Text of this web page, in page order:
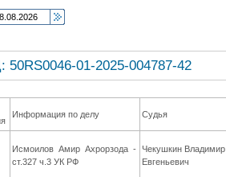
50RS0046-01-2025-004787-42
Информация по делу Судья
Исмоилов Амир Ахрорзода -
ст.327 ч.3 УК РФ
Чекушкин Владимир
Евгеньевич